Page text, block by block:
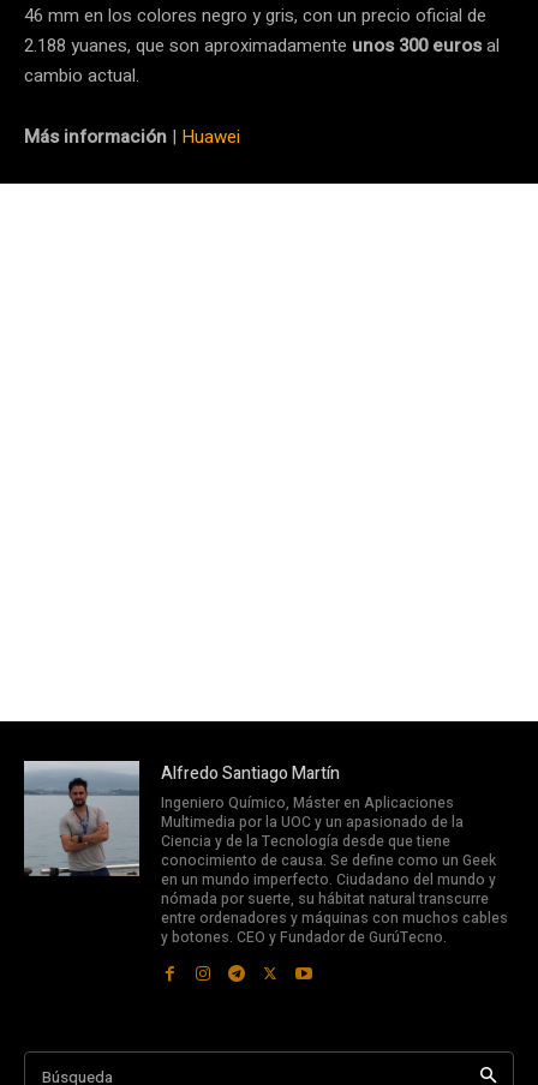
46 mm en los colores negro y gris, con un precio oficial de
2.188 yuanes, que son aproximadamente unos 300 eurosal
cambio actual.
Más información | Huawei
Alfredo Santiago Martín
Ingeniero Químico, Máster en Aplicaciones
Multimedia por la UOC y un apasionado de la
Ciencia y de la Tecnología desde que tiene
conocimiento de causa. Se define como un Geek
en un mundo imperfecto. Ciudadano del mundo y
nómada por suerte, su hábitat natural transcurre
entre ordenadores y máquinas con muchos cables
y botones. CEO y Fundador de GurúTecno.
Búsqueda